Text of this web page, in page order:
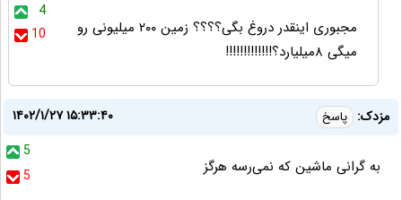
4
10
مجبوری اینقدر دروغ بگی؟؟؟؟ زمین ۲۰۰ میلیونی رو
میگی ۸میلیارد؟!!!!!!!!!!!!!
مزدک: پاسخ
۱۴۰۲/۱/۲۷ ۱۵:۳۳:۴۰
5
5
به گرانی ماشین که نمی‌رسه هرگز